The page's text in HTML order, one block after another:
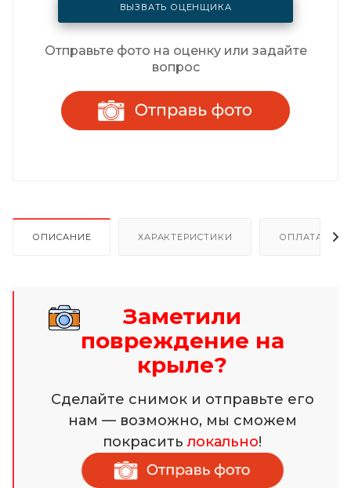
ВЫЗВАТЬ ОЦЕНЩИКА
Отправьте фото на оценку или задайте
вопрос
ОПИСАНИЕ ХАРАКТЕРИСТИКИ ОПЛАТА И
Заметили
повреждение на
крыле?
Сделайте снимок и отправьте его
нам — возможно, мы сможем
покраситьлокально!